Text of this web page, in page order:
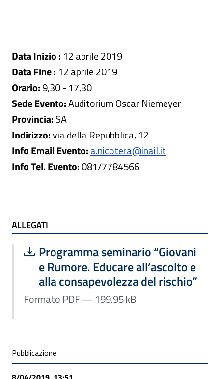
Data Inizio : 12 aprile 2019
Data Fine : 12 aprile 2019
Orario:9,30 - 17,30
Sede Evento:Auditorium Oscar Niemeyer
Provincia:SA
Indirizzo:via della Repubblica, 12
Info Email Evento:a.nicotera@inail.it
Info Tel. Evento:081/7784566
ALLEGATI
ALLEGATI
Scarica file:
Programma seminario “Giovani
e Rumore. Educare all’ascolto e
alla consapevolezza del rischio”
Formato PDF — Dimensione 199.95 kB
Formato PDF — 199.95 kB
Condivisione social
Pubblicazione